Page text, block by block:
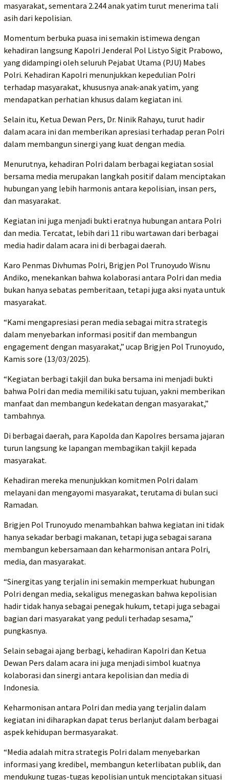
masyarakat, sementara 2.244 anak yatim turut menerima tali
asih dari kepolisian.
Momentum berbuka puasa ini semakin istimewa dengan
kehadiran langsung Kapolri Jenderal Pol Listyo Sigit Prabowo,
yang didampingi oleh seluruh Pejabat Utama (PJU) Mabes
Polri. Kehadiran Kapolri menunjukkan kepedulian Polri
terhadap masyarakat, khususnya anak-anak yatim, yang
mendapatkan perhatian khusus dalam kegiatan ini.
Selain itu, Ketua Dewan Pers, Dr. Ninik Rahayu, turut hadir
dalam acara ini dan memberikan apresiasi terhadap peran Polri
dalam membangun sinergi yang kuat dengan media.
Menurutnya, kehadiran Polri dalam berbagai kegiatan sosial
bersama media merupakan langkah positif dalam menciptakan
hubungan yang lebih harmonis antara kepolisian, insan pers,
dan masyarakat.
Kegiatan ini juga menjadi bukti eratnya hubungan antara Polri
dan media. Tercatat, lebih dari 11 ribu wartawan dari berbagai
media hadir dalam acara ini di berbagai daerah.
Karo Penmas Divhumas Polri, Brigjen Pol Trunoyudo Wisnu
Andiko, menekankan bahwa kolaborasi antara Polri dan media
bukan hanya sebatas pemberitaan, tetapi juga aksi nyata untuk
masyarakat.
“Kami mengapresiasi peran media sebagai mitra strategis
dalam menyebarkan informasi positif dan membangun
engagement dengan masyarakat,” ucap Brigjen Pol Trunoyudo,
Kamis sore (13/03/2025).
“Kegiatan berbagi takjil dan buka bersama ini menjadi bukti
bahwa Polri dan media memiliki satu tujuan, yakni memberikan
manfaat dan membangun kedekatan dengan masyarakat,”
tambahnya.
Di berbagai daerah, para Kapolda dan Kapolres bersama jajaran
turun langsung ke lapangan membagikan takjil kepada
masyarakat.
Kehadiran mereka menunjukkan komitmen Polri dalam
melayani dan mengayomi masyarakat, terutama di bulan suci
Ramadan.
Brigjen Pol Trunoyudo menambahkan bahwa kegiatan ini tidak
hanya sekadar berbagi makanan, tetapi juga sebagai sarana
membangun kebersamaan dan keharmonisan antara Polri,
media, dan masyarakat.
“Sinergitas yang terjalin ini semakin memperkuat hubungan
Polri dengan media, sekaligus menegaskan bahwa kepolisian
hadir tidak hanya sebagai penegak hukum, tetapi juga sebagai
bagian dari masyarakat yang peduli terhadap sesama,”
pungkasnya.
Selain sebagai ajang berbagi, kehadiran Kapolri dan Ketua
Dewan Pers dalam acara ini juga menjadi simbol kuatnya
kolaborasi dan sinergi antara kepolisian dan media di
Indonesia.
Keharmonisan antara Polri dan media yang terjalin dalam
kegiatan ini diharapkan dapat terus berlanjut dalam berbagai
aspek kehidupan bermasyarakat.
“Media adalah mitra strategis Polri dalam menyebarkan
informasi yang kredibel, membangun keterlibatan publik, dan
mendukung tugas-tugas kepolisian untuk menciptakan situasi